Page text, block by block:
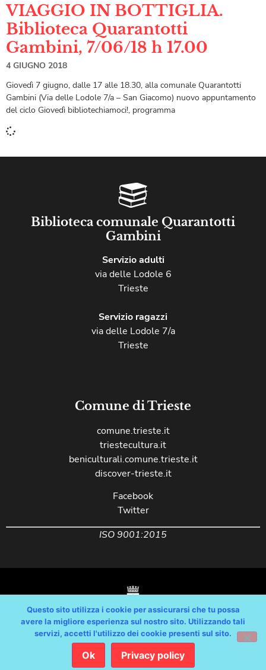
VIAGGIO IN BOTTIGLIA.
Biblioteca Quarantotti
Gambini, 7/06/18 h 17.00
4 GIUGNO 2018
Giovedì 7 giugno, dalle 17 alle 18.30, alla comunale Quarantotti
Gambini (Via delle Lodole 7/a – San Giacomo) nuovo appuntamento
del ciclo Giovedì bibliotechiamoci!, programma
Biblioteca comunale Quarantotti
Gambini
Servizio adulti
via delle Lodole 6
Trieste
Servizio ragazzi
via delle Lodole 7/a
Trieste
Comune di Trieste
comune.trieste.it
triestecultura.it
beniculturali.comune.trieste.it
discover-trieste.it
Facebook
Twitter
ISO 9001:2015
Copyright © Comune di Trieste – partita Iva 00210240321 – tutti i diritti
Feedback/ Dichiarazione Accessibilità AGID
Questo sito utilizza i cookie per assicurarsi che tu possa
avere la migliore esperienza sul nostro sito. Utilizzando tali
servizi, accetti l'utilizzo dei cookie presenti sul sito.
Ok Privacy policy